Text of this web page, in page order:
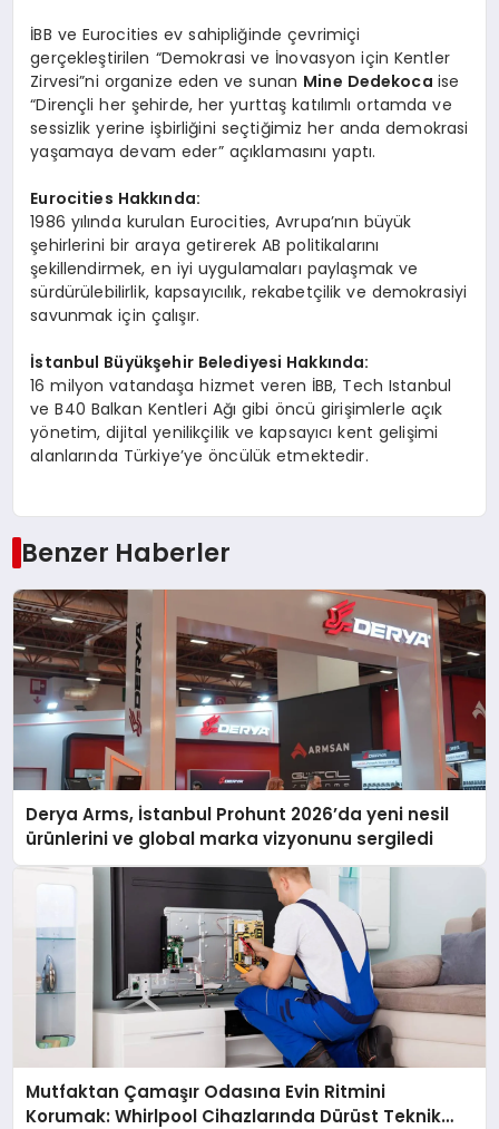
İBB ve Eurocities ev sahipliğinde çevrimiçi
gerçekleştirilen “Demokrasi ve İnovasyon için Kentler
Zirvesi”ni organize eden ve sunan Mine Dedekoca ise
“Dirençli her şehirde, her yurttaş katılımlı ortamda ve
sessizlik yerine işbirliğini seçtiğimiz her anda demokrasi
yaşamaya devam eder” açıklamasını yaptı.
Eurocities Hakkında:
1986 yılında kurulan Eurocities, Avrupa’nın büyük
şehirlerini bir araya getirerek AB politikalarını
şekillendirmek, en iyi uygulamaları paylaşmak ve
sürdürülebilirlik, kapsayıcılık, rekabetçilik ve demokrasiyi
savunmak için çalışır.
İstanbul Büyükşehir Belediyesi Hakkında:
16 milyon vatandaşa hizmet veren İBB, Tech Istanbul
ve B40 Balkan Kentleri Ağı gibi öncü girişimlerle açık
yönetim, dijital yenilikçilik ve kapsayıcı kent gelişimi
alanlarında Türkiye’ye öncülük etmektedir.
Benzer Haberler
Derya Arms, İstanbul Prohunt 2026’da yeni nesil
ürünlerini ve global marka vizyonunu sergiledi
Mutfaktan Çamaşır Odasına Evin Ritmini
Korumak: Whirlpool Cihazlarında Dürüst Teknik